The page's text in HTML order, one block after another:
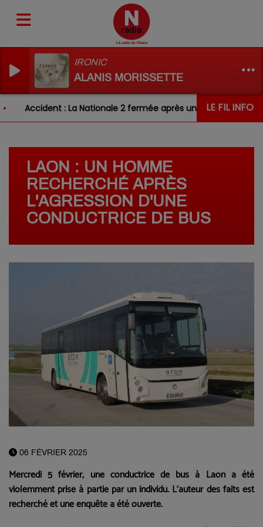
IRONIC
ALANIS MORISSETTE
LE FIL INFO
Accident : La Nationale 2 fermée après un choc entre deux
LAON : UN HOMME
RECHERCHÉ APRÈS
L'AGRESSION D'UNE
CONDUCTRICE DE BUS
06 FÉVRIER 2025
Mercredi 5 février, une conductrice de bus à Laon a été
violemment prise à partie par un individu. L’auteur des faits est
recherché et une enquête a été ouverte.